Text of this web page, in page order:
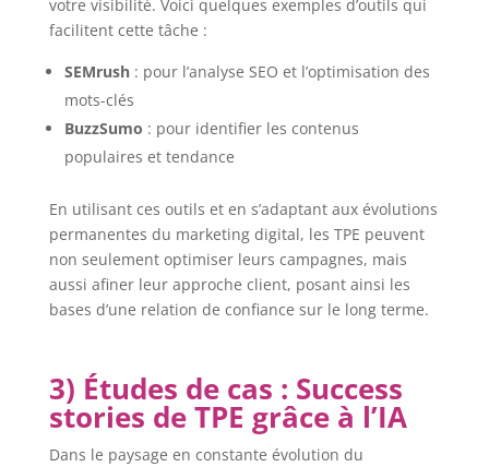
votre visibilité. Voici quelques exemples d’outils qui
facilitent cette tâche :
SEMrush: pour l’analyse SEO et l’optimisation des
mots-clés
BuzzSumo : pour identifier les contenus
populaires et tendance
En utilisant ces outils et en s’adaptant aux évolutions
permanentes du marketing digital, les TPE peuvent
non seulement optimiser leurs campagnes, mais
aussi afiner leur approche client, posant ainsi les
bases d’une relation de confiance sur le long terme.
3) Études de cas : Success
stories de TPE grâce à l’IA
Dans le paysage en constante évolution du